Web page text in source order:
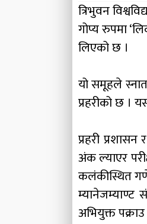
त्रिभुवन
गोप्य रुपमा
लिएको छ ।
यो समूहले
प्रहरीको छ ।
प्रहरी
अंक ल्याएर
कलंकीस्थित
म्यानेजम्याण्ट
अभियुक्त